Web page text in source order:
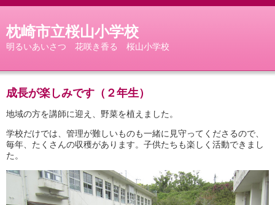
枕崎市立桜山小学校
明るいあいさつ 花咲き香る 桜山小学校
成長が楽しみです（２年生）
地域の方を講師に迎え、野菜を植えました。
学校だけでは、管理が難しいものも一緒に見守ってくださるので、
毎年、たくさんの収穫があります。子供たちも楽しく活動できまし
た。